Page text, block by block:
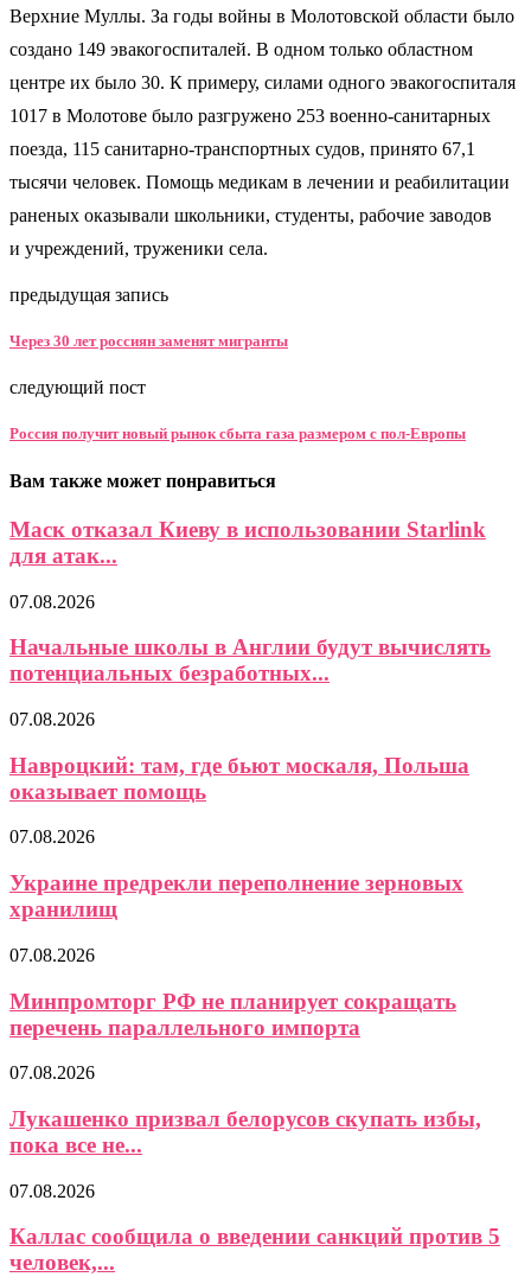
Верхние Муллы. За годы войны в Молотовской области было
создано 149 эвакогоспиталей. В одном только областном
центре их было 30. К примеру, силами одного эвакогоспиталя
1017 в Молотове было разгружено 253 военно-санитарных
поезда, 115 санитарно-транспортных судов, принято 67,1
тысячи человек. Помощь медикам в лечении и реабилитации
раненых оказывали школьники, студенты, рабочие заводов
и учреждений, труженики села.
предыдущая запись
Через 30 лет россиян заменят мигранты
следующий пост
Россия получит новый рынок сбыта газа размером с пол-Европы
Вам также может понравиться
Маск отказал Киеву в использовании Starlink
для атак...
07.08.2026
Начальные школы в Англии будут вычислять
потенциальных безработных...
07.08.2026
Навроцкий: там, где бьют москаля, Польша
оказывает помощь
07.08.2026
Украине предрекли переполнение зерновых
хранилищ
07.08.2026
Минпромторг РФ не планирует сокращать
перечень параллельного импорта
07.08.2026
Лукашенко призвал белорусов скупать избы,
пока все не...
07.08.2026
Каллас сообщила о введении санкций против 5
человек,...